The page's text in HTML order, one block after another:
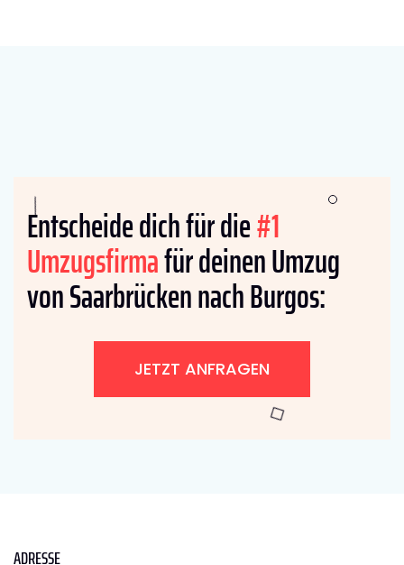
Entscheide dich für die#1
Umzugsfirmafür deinen Umzug
von Saarbrücken nach Burgos:
JETZT ANFRAGEN
ADRESSE